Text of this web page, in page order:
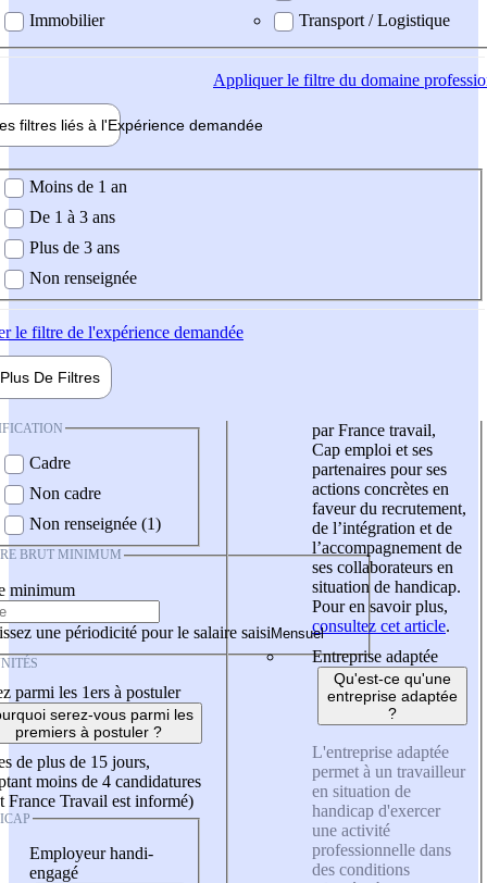
Immobilier
Transport / Logistique
Appliquerle filtre du domaine
filtres liés à l'Expérience demandée
demandée
Moins de 1 an
De 1 à 3 ans
Plus de 3 ans
Non renseignée
le filtre de l'expérience demandée
Plus De Filtres
Cadre
Non cadre
Non renseignée (1)
BRUT MINIMUM
minimum
une périodicité pour le salaire saisi
parmi les 1ers à postuler
serez-vous parmi les
premiers à postuler ?
de plus de 15 jours,
moins de 4 candidatures
France Travail est informé)
Employeur handi-
engagé
par France travail,
Cap emploi et ses
partenaires pour ses
actions concrètes en
faveur du recrutement,
de l’intégration et de
l’accompagnement de
ses collaborateurs en
situation de handicap.
Pour en savoir plus,
consultez cet article.
Entreprise adaptée
Qu'est-ce qu'une
entreprise adaptée
?
L'entreprise adaptée
permet à un travailleur
en situation de
handicap d'exercer
une activité
professionnelle dans
des conditions